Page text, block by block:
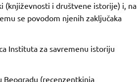
(književnosti i društvene istorije) i, na
se povodom njenih zaključaka
Instituta za savremenu istoriju
Beogradu (recenzentkinja